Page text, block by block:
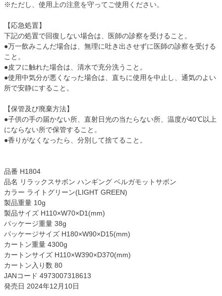
※ただし、使用上の注意を守ってご使用ください。
【応急処置】
下記の処置で回復しない場合は、医師の診察を受けること。
●万一飲みこんだ場合は、無理に吐き出させずに医師の診察を受ける
こと。
●皮フに触れた場合は、清水で充分洗うこと。
●使用中気分が悪くなった場合は、直ちに使用を中止し、通気のよい
所で安静にすること。
【保管及び廃棄方法】
●子供の手の届かない所、直射日光の当たらない所、温度が40℃以上
にならない所で保管すること。
●香りがなくなったら、分別して捨てること。
品番 H1804
品名 リラックスサボン ハンギング ベルガモットサボン
カラー ライトグリーン(LIGHT GREEN)
製品重量 10g
製品サイズ H110×W70×D1(mm)
パッケージ重量 38g
パッケージサイズ H180×W90×D15(mm)
カートン重量 4300g
カートンサイズ H110×W390×D370(mm)
カートン入り数 80
JANコード 4973007318613
発売日 2024年12月10日